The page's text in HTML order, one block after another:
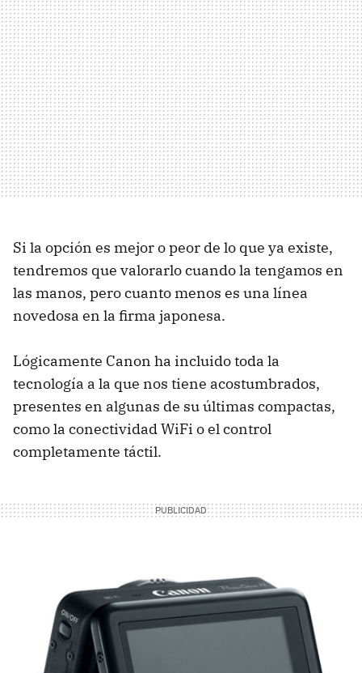
Si la opción es mejor o peor de lo que ya existe,
tendremos que valorarlo cuando la tengamos en
las manos, pero cuanto menos es una línea
novedosa en la firma japonesa.
Lógicamente Canon ha incluido toda la
tecnología a la que nos tiene acostumbrados,
presentes en algunas de su últimas compactas,
como la conectividad WiFi o el control
completamente táctil.